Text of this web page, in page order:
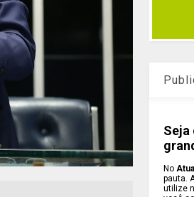
Seja
No
pauta.
utilize